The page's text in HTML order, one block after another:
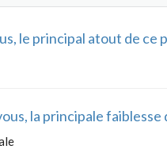
le principal atout de ce
la principale faiblesse